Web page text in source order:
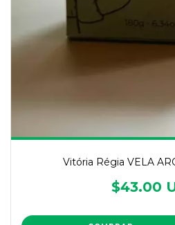
Vitória Régia VELA
$43.00